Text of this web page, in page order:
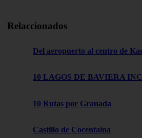
Relaccionados
Del aeropuerto al centro de
10 LAGOS DE BAVIERA
10 Rutas por Granada
Castillo de Cocentaina